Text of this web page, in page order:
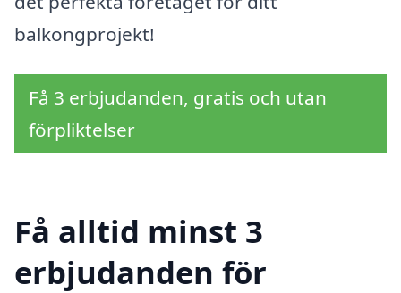
balkongprojekt!
Få 3 erbjudanden, gratis och utan
förpliktelser
Få alltid minst 3
erbjudanden för